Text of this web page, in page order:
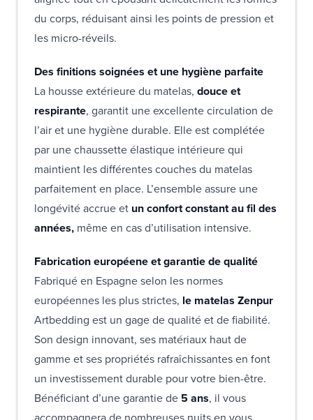
du corps, réduisant ainsi les points de pression et
les micro-réveils.
Des finitions soignées et une hygiène parfaite
La housse extérieure du matelas, douce et
respirante, garantit une excellente circulation de
l’air et une hygiène durable. Elle est complétée
par une chaussette élastique intérieure qui
maintient les différentes couches du matelas
parfaitement en place. L’ensemble assure une
longévité accrue et un confort constant au fil des
années, même en cas d’utilisation intensive.
Fabrication européene et garantie de qualité
Fabriqué en Espagne selon les normes
européennes les plus strictes, le matelas Zenpur
Artbedding est un gage de qualité et de fiabilité.
Son design innovant, ses matériaux haut de
gamme et ses propriétés rafraîchissantes en font
un investissement durable pour votre bien-être.
Bénéficiant d’une garantie de 5 ans, il vous